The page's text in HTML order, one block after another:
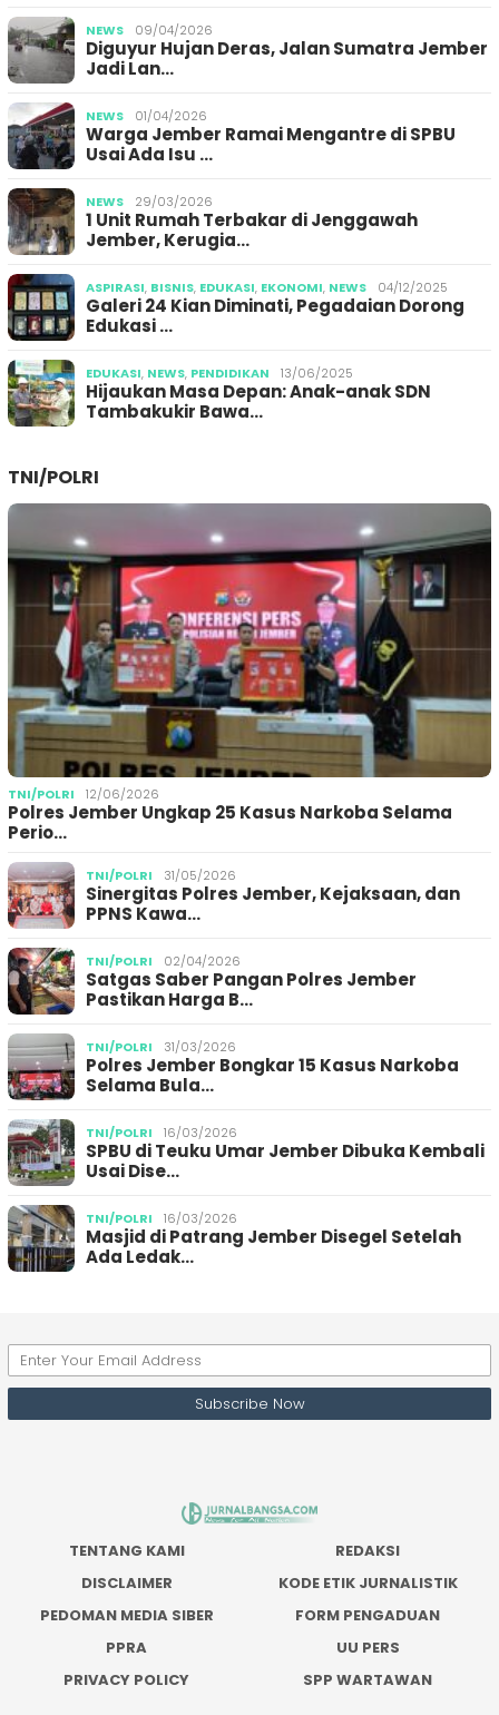
NEWS 09/04/2026
Diguyur Hujan Deras, Jalan Sumatra Jember
Jadi Lan…
NEWS 01/04/2026
Warga Jember Ramai Mengantre di SPBU
Usai Ada Isu …
NEWS 29/03/2026
1 Unit Rumah Terbakar di Jenggawah
Jember, Kerugia…
ASPIRASI, BISNIS, EDUKASI, EKONOMI, NEWS 04/12/2025
Galeri 24 Kian Diminati, Pegadaian Dorong
Edukasi …
EDUKASI, NEWS, PENDIDIKAN 13/06/2025
Hijaukan Masa Depan: Anak-anak SDN
Tambakukir Bawa…
TNI/POLRI
TNI/POLRI 12/06/2026
Polres Jember Ungkap 25 Kasus Narkoba Selama
Perio…
TNI/POLRI 31/05/2026
Sinergitas Polres Jember, Kejaksaan, dan
PPNS Kawa…
TNI/POLRI 02/04/2026
Satgas Saber Pangan Polres Jember
Pastikan Harga B…
TNI/POLRI 31/03/2026
Polres Jember Bongkar 15 Kasus Narkoba
Selama Bula…
TNI/POLRI 16/03/2026
SPBU di Teuku Umar Jember Dibuka Kembali
Usai Dise…
TNI/POLRI 16/03/2026
Masjid di Patrang Jember Disegel Setelah
Ada Ledak…
TENTANG KAMI
REDAKSI
DISCLAIMER
KODE ETIK JURNALISTIK
PEDOMAN MEDIA SIBER
FORM PENGADUAN
PPRA
UU PERS
PRIVACY POLICY
SPP WARTAWAN